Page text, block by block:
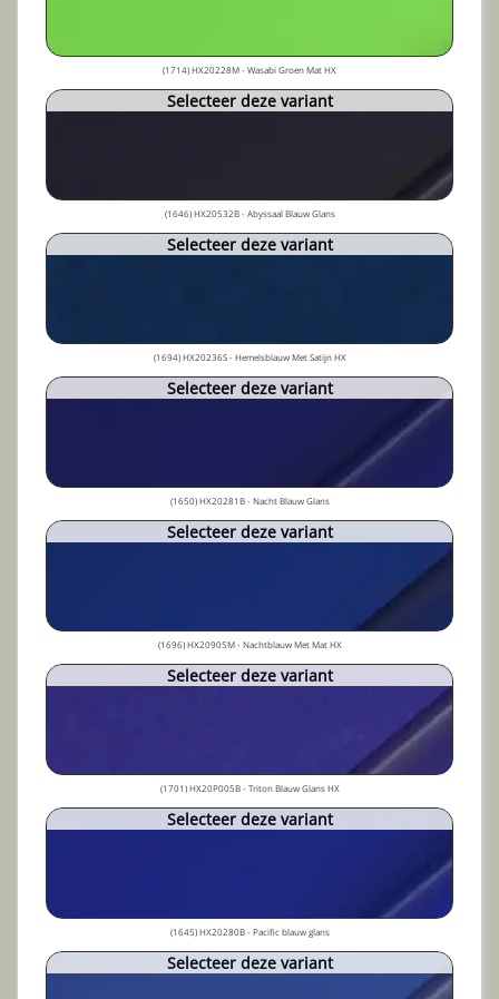
(1714) HX20228M - Wasabi Groen Mat HX
Selecteer deze variant
(1646) HX20532B - Abyssaal Blauw Glans
Selecteer deze variant
(1694) HX20236S - Hemelsblauw Met Satijn HX
Selecteer deze variant
(1650) HX20281B - Nacht Blauw Glans
Selecteer deze variant
(1696) HX20905M - Nachtblauw Met Mat HX
Selecteer deze variant
(1701) HX20P005B - Triton Blauw Glans HX
Selecteer deze variant
(1645) HX20280B - Pacific blauw glans
Selecteer deze variant